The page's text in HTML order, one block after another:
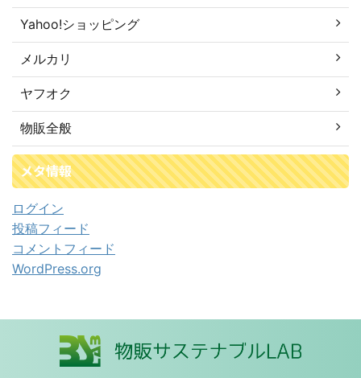
Yahoo!ショッピング
メルカリ
ヤフオク
物販全般
メタ情報
ログイン
投稿フィード
コメントフィード
WordPress.org